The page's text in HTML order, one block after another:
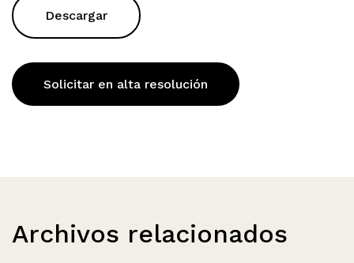
Descargar
Solicitar en alta resolución
Archivos relacionados